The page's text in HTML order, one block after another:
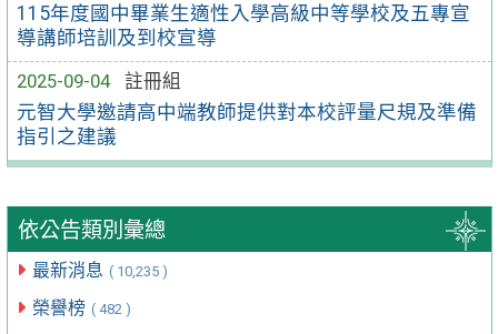
115年度國中畢業生適性入學高級中等學校及五專宣
導講師培訓及到校宣導
2025-09-04
註冊組
元智大學邀請高中端教師提供對本校評量尺規及準備
指引之建議
依公告類別彙總
最新消息 ( 10,235 )
榮譽榜 ( 482 )